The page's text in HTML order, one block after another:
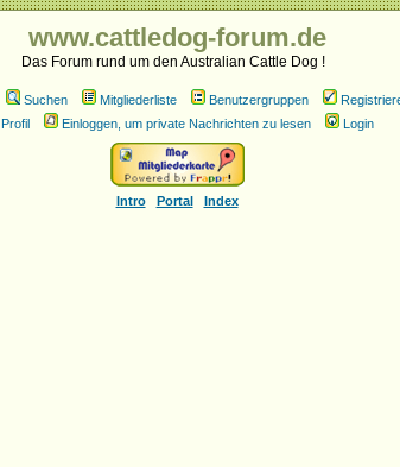
www.cattledog-forum.de
Das Forum rund um den Australian Cattle Dog !
Suchen Mitgliederliste Benutzergruppen
Profil
Einloggen, um private Nachrichten zu lesen Login
Intro Portal Index